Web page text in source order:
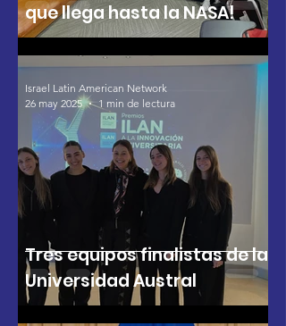
que llega hasta la NASA!
Tres equipos finalistas de la
Universidad Austral
Israel Latin American Network
26 may 2025
1 min de lectura